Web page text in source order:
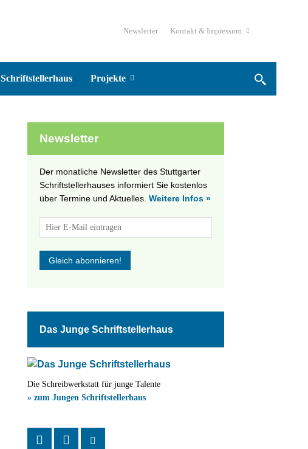
Newsletter Kontakt & Impressum
Projekte
Newsletter
Der monatliche Newsletter des Stuttgarter
Schriftstellerhauses informiert Sie kostenlos
über Termine und Aktuelles. Weitere Infos »
Das Junge Schriftstellerhaus
Die Schreibwerkstatt für junge Talente
» zum Jungen Schriftstellerhaus